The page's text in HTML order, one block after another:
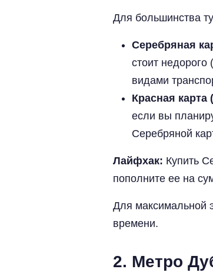
Для большинства
Серебряная
стоит
видами
Красная карта
если вы
Серебряной
Лайфхак: Купить
пополните ее на
Для максимальной
времени.
2. Метро